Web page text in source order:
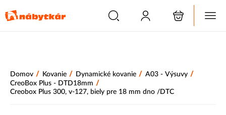
Domov / Kovanie / Dynamické kovanie / A03 - Výsuvy /
CreoBox Plus - DTD18mm /
Creobox Plus 300, v-127, biely pre 18 mm dno /DTC